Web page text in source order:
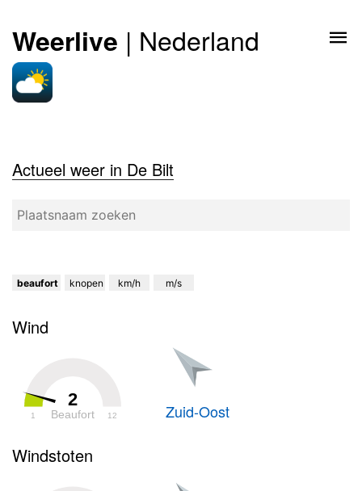
Weerlive | Nederland
Actueel weer in De Bilt
beaufort knopen km/h m/s
Wind
2
Beaufort
1 12 Zuid-Oost
Windstoten